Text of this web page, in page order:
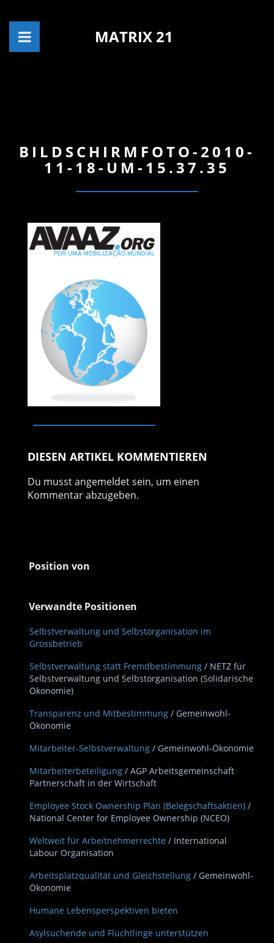
MATRIX 21
BILDSCHIRMFOTO-2010-
11-18-UM-15.37.35
DIESEN ARTIKEL KOMMENTIEREN
Du musstangemeldetsein, um einen
Kommentar abzugeben.
Position von
Verwandte Positionen
Selbstverwaltung und Selbstorganisation im
Grossbetrieb
Selbstverwaltung statt Fremdbestimmung / NETZ für
Selbstverwaltung und Selbstorganisation (Solidarische
Ökonomie)
Transparenz und Mitbestimmung / Gemeinwohl-
Ökonomie
Mitarbeiter-Selbstverwaltung / Gemeinwohl-Ökonomie
Mitarbeiterbeteiligung / AGP Arbeitsgemeinschaft
Partnerschaft in der Wirtschaft
Employee Stock Ownership Plan (Belegschaftsaktien) /
National Center for Employee Ownership (NCEO)
Weltweit für Arbeitnehmerrechte / International
Labour Organisation
Arbeitsplatzqualität und Gleichstellung / Gemeinwohl-
Ökonomie
Humane Lebensperspektiven bieten
Asylsuchende und Flüchtlinge unterstützen